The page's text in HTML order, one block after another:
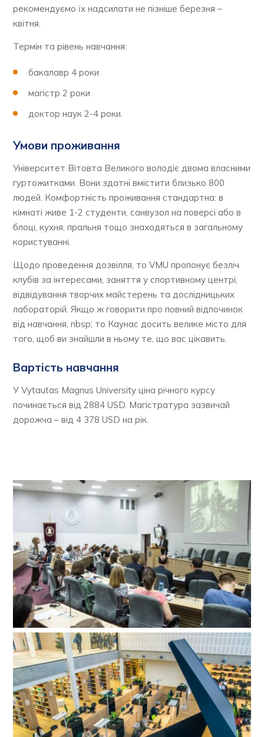
рекомендуємо їх надсилати не пізніше березня –
квітня.
Термін та рівень навчання:
бакалавр 4 роки
магістр 2 роки
доктор наук 2-4 роки.
Умови проживання
Університет Вітовта Великого володіє двома власними
гуртожитками. Вони здатні вмістити близько 800
людей. Комфортність проживання стандартна: в
кімнаті живе 1-2 студенти, санвузол на поверсі або в
блоці, кухня, пральня тощо знаходяться в загальному
користуванні.
Щодо проведення дозвілля, то VMU пропонує безліч
клубів за інтересами, заняття у спортивному центрі,
відвідування творчих майстерень та дослідницьких
лабораторій. Якщо ж говорити про повний відпочинок
від навчання, nbsp; то Каунас досить велике місто для
того, щоб ви знайшли в ньому те, що вас цікавить.
Вартість навчання
У Vytautas Magnus University ціна річного курсу
починається від 2884 USD. Магістратура зазвичай
дорожча – від 4 378 USD на рік.